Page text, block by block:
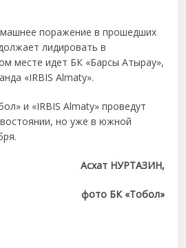
поражение в прошедших
лидировать в
месте идет БК «Барсы Атырау»,
«IRBIS Almaty».
и «IRBIS Almaty» проведут
но уже в южной
Асхат НУРТАЗИН,
фото БК «Тобол»